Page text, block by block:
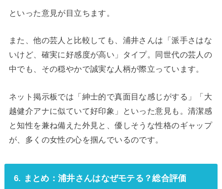
といった意見が目立ちます。
また、他の芸人と比較しても、浦井さんは「派手さはな
いけど、確実に好感度が高い」タイプ。同世代の芸人の
中でも、その穏やかで誠実な人柄が際立っています。
ネット掲示板では「紳士的で真面目な感じがする」「大
越健介アナに似ていて好印象」といった意見も。清潔感
と知性を兼ね備えた外見と、優しそうな性格のギャップ
が、多くの女性の心を掴んでいるのです。
6. まとめ：浦井さんはなぜモテる？総合評価